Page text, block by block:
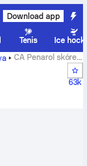
Download app
Tenis
Ice
CA Penarol skóre,
63k